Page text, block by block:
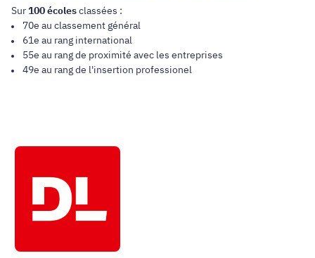
Sur100 écolesclassées :
70e au classement général
61e au rang international
55e au rang de proximité avec les entreprises
49e au rang de l'insertion professionel